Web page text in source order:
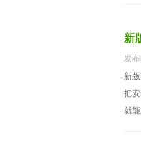
新
发
新
把
就